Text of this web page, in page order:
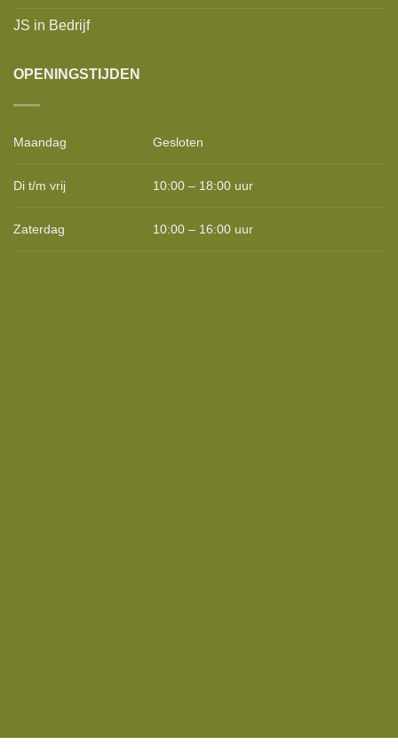
JS in Bedrijf
OPENINGSTIJDEN
Maandag Gesloten
Di t/m vrij 10:00 – 18:00 uur
Zaterdag 10:00 – 16:00 uur